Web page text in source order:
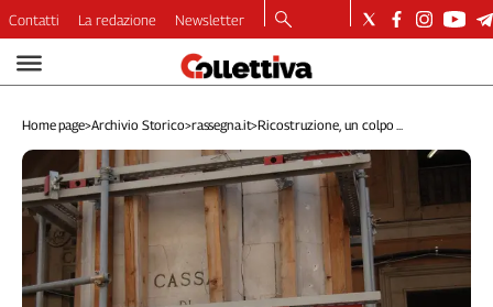
Video
Dirette
Longform
Copertine
Economia
Lavoro
Ambiente
Contatti La redazione Newsletter
Home page>Archivio Storico>rassegna.it>Ricostruzione, un colpo ...